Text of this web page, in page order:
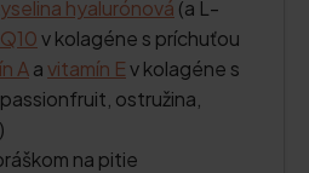
hyalurónová (a L-
v kolagéne s príchuťou
Aavitamín Ev kolagéne s
ostružina,
na pitie